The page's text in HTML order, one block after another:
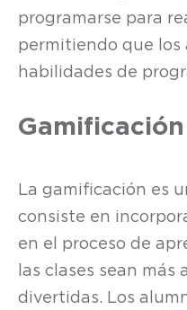
programarse para
permitiendo que los
habilidades de
Gamificación
La gamificación es
consiste en
en el proceso de
las clases sean
divertidas. Los